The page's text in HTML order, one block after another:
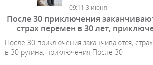
09:11 3 июня
После 30 приключения
страх перемен в 30 лет,
После 30 приключения заканчиваются,
в 30 рутина, приключения После 30